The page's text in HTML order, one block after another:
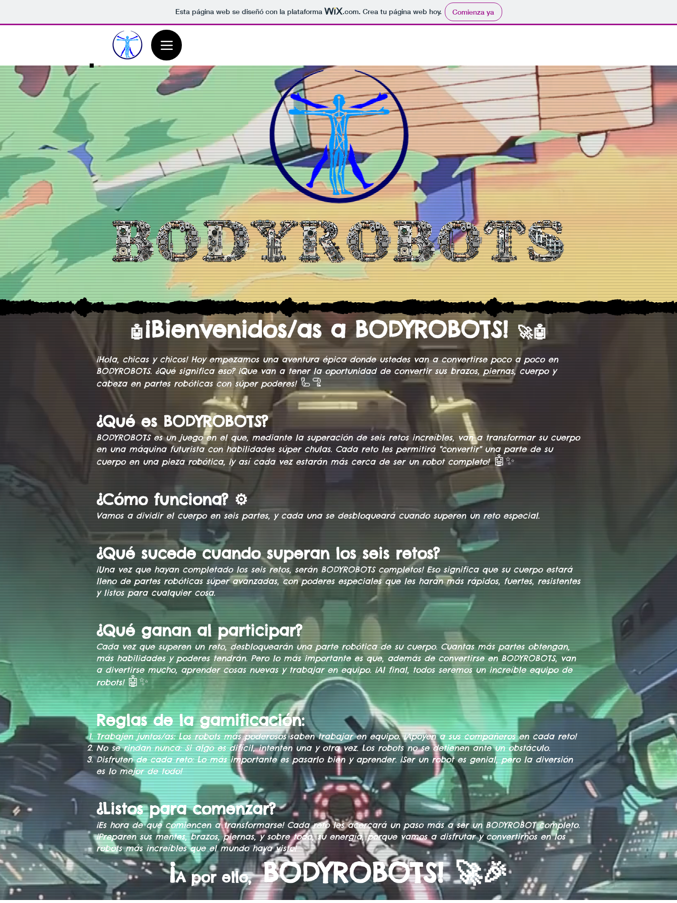
Esta página web se diseñó con la plataforma .com. Crea tu página web hoy. Comienza ya
🤖¡Bienvenidos/as a BODYROBOTS!🚀🤖
¡Hola, chicas y chicos! Hoy empezamos una aventura épica donde ustedes van a convertirse poco a poco en
BODYROBOTS. ¿Qué significa eso? ¡Que van a tener la oportunidad de convertir sus brazos, piernas, cuerpo y
cabeza en partes robóticas con súper poderes! 🦾🦿
¿Qué es BODYROBOTS?
BODYROBOTS es un juego en el que, mediante la superación de seis retos increíbles, van a transformar su cuerpo
en una máquina futurista con habilidades súper chulas. Cada reto les permitirá "convertir" una parte de su
cuerpo en una pieza robótica, ¡y así cada vez estarán más cerca de ser un robot completo! 🤖✨
¿Cómo funciona? ⚙️
Vamos a dividir el cuerpo en seis partes, y cada una se desbloqueará cuando superen un reto especial.
¿Qué sucede cuando superan los seis retos?
¡Una vez que hayan completado los seis retos, serán BODYROBOTS completos! Eso significa que su cuerpo estará
lleno de partes robóticas súper avanzadas, con poderes especiales que les harán más rápidos, fuertes, resistentes
y listos para cualquier cosa.
¿Qué ganan al participar?
Cada vez que superen un reto, desbloquearán una parte robótica de su cuerpo. Cuantas más partes obtengan,
más habilidades y poderes tendrán. Pero lo más importante es que, además de convertirse en BODYROBOTS, van
a divertirse mucho, aprender cosas nuevas y trabajar en equipo. ¡Al final, todos seremos un increíble equipo de
robots!🤖✨
Reglas de la gamificación:
Trabajen juntos/as: Los robots más poderosos saben trabajar en equipo. ¡Apoyen a sus compañeros en cada reto!
No se rindan nunca: Si algo es difícil, intenten una y otra vez. Los robots no se detienen ante un obstáculo.
Disfruten de cada reto: Lo más importante es pasarlo bien y aprender. ¡Ser un robot es genial, pero la diversión
es lo mejor de todo!
¿Listos para comenzar?
¡Es hora de que comiencen a transformarse! Cada reto les acercará un paso más a ser un BODYROBOT completo.
¡Preparen sus mentes, brazos, piernas, y sobre todo, su energía, porque vamos a disfrutar y convertirnos en los
robots más increíbles que el mundo haya visto!
¡A por ello,BODYROBOTS! 🚀🎉